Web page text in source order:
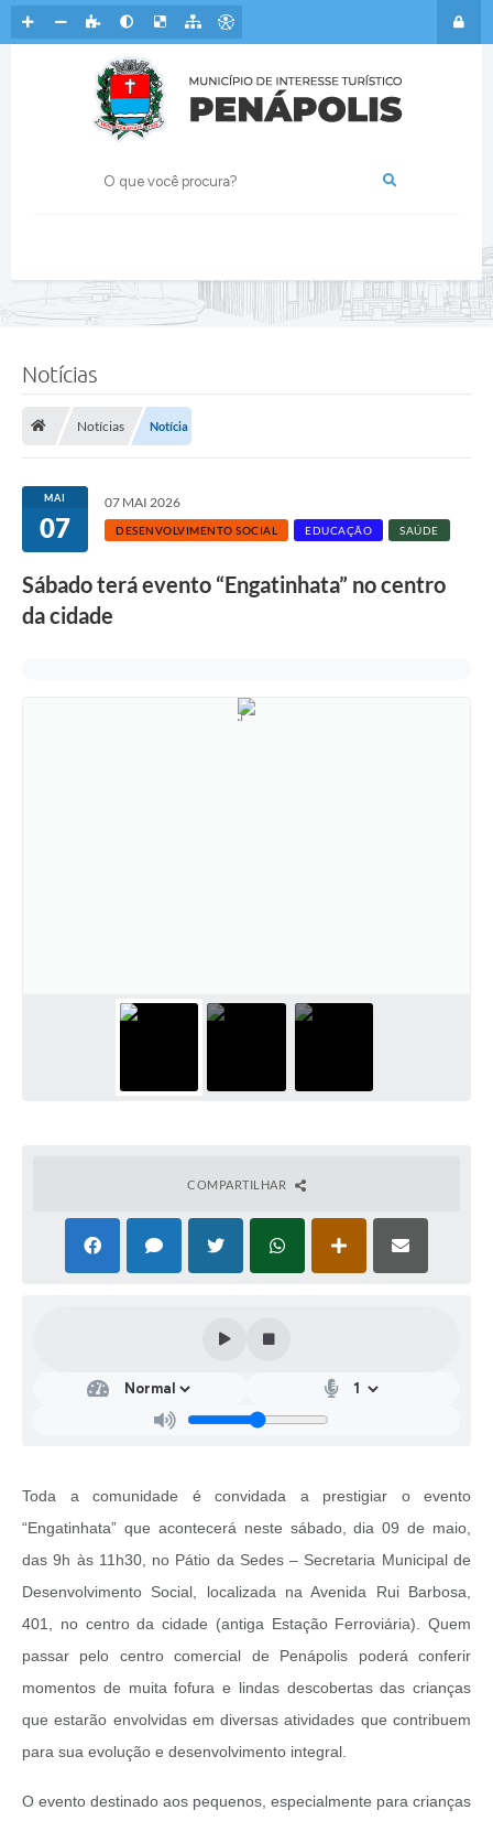
Notícias
Notícias Notícia
MAI
07
07 MAI 2026
DESENVOLVIMENTO SOCIAL EDUCAÇÃO SAÚDE
Sábado terá evento “Engatinhata” no centro
da cidade
COMPARTILHAR
Toda a comunidade é convidada a prestigiar o evento
“Engatinhata” que acontecerá neste sábado, dia 09 de maio,
das 9h às 11h30, no Pátio da Sedes – Secretaria Municipal de
Desenvolvimento Social, localizada na Avenida Rui Barbosa,
401, no centro da cidade (antiga Estação Ferroviária). Quem
passar pelo centro comercial de Penápolis poderá conferir
momentos de muita fofura e lindas descobertas das crianças
que estarão envolvidas em diversas atividades que contribuem
para sua evolução e desenvolvimento integral.
O evento destinado aos pequenos, especialmente para crianças